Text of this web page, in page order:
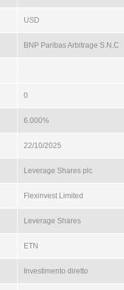
USD
BNP Paribas Arbitrage S.N.C
0
6.000%
22/10/2025
Leverage Shares plc
Flexinvest Limited
Leverage Shares
ETN
Investimento diretto